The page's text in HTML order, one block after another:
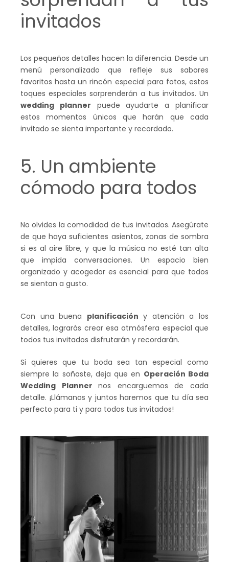
invitados
Los pequeños detalles hacen la diferencia. Desde un
menú personalizado que refleje sus sabores
favoritos hasta un rincón especial para fotos, estos
toques especiales sorprenderán a tus invitados. Un
wedding planner puede ayudarte a planificar
estos momentos únicos que harán que cada
invitado se sienta importante y recordado.
5. Un ambiente
cómodo para todos
No olvides la comodidad de tus invitados. Asegúrate
de que haya suficientes asientos, zonas de sombra
si es al aire libre, y que la música no esté tan alta
que impida conversaciones. Un espacio bien
organizado y acogedor es esencial para que todos
se sientan a gusto.
Con una buena planificación y atención a los
detalles, lograrás crear esa atmósfera especial que
todos tus invitados disfrutarán y recordarán.
Si quieres que tu boda sea tan especial como
siempre la soñaste, deja que en Operación Boda
Wedding Plannernos encarguemos de cada
detalle. ¡Llámanos y juntos haremos que tu día sea
perfecto para ti y para todos tus invitados!